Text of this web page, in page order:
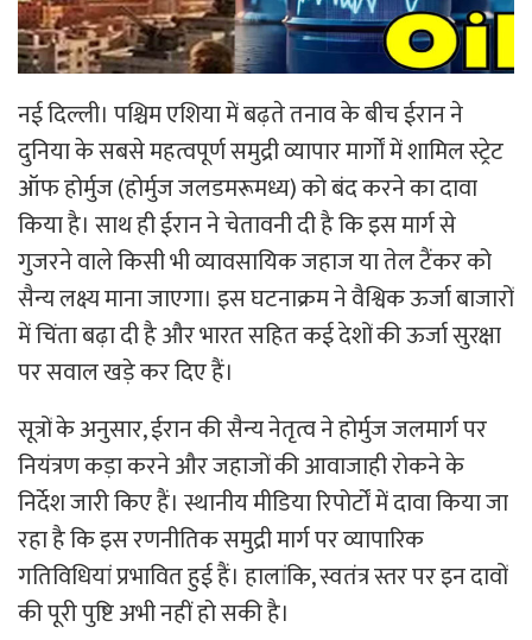
नई दिल्ली। पश्चिम एशिया में बढ़ते तनाव के बीच ईरान ने
दुनिया के सबसे महत्वपूर्ण समुद्री व्यापार मार्गों में शामिल स्ट्रेट
ऑफ होर्मुज (होर्मुज जलडमरूमध्य) को बंद करने का दावा
किया है। साथ ही ईरान ने चेतावनी दी है कि इस मार्ग से
गुजरने वाले किसी भी व्यावसायिक जहाज या तेल टैंकर को
सैन्य लक्ष्य माना जाएगा। इस घटनाक्रम ने वैश्विक ऊर्जा बाजारों
में चिंता बढ़ा दी है और भारत सहित कई देशों की ऊर्जा सुरक्षा
पर सवाल खड़े कर दिए हैं।
सूत्रों के अनुसार, ईरान की सैन्य नेतृत्व ने होर्मुज जलमार्ग पर
नियंत्रण कड़ा करने और जहाजों की आवाजाही रोकने के
निर्देश जारी किए हैं। स्थानीय मीडिया रिपोर्टों में दावा किया जा
रहा है कि इस रणनीतिक समुद्री मार्ग पर व्यापारिक
गतिविधियां प्रभावित हुई हैं। हालांकि, स्वतंत्र स्तर पर इन दावों
की पूरी पुष्टि अभी नहीं हो सकी है।